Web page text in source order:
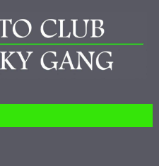
Salta al contenuto